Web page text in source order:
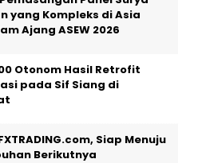
yang Kompleks di Asia
Ajang ASEW 2026
Otonom Hasil Retrofit
pada Sif Siang di
Siap Menuju
Berikutnya